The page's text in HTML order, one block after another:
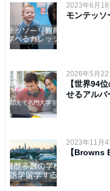
2023年6月18
モンテッソ
2026年5月22
【世界94
せるアルバ
2023年11月4
【